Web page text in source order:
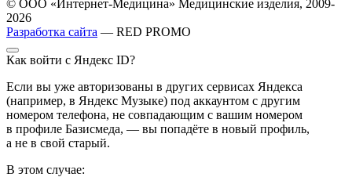
© ООО «Интернет-Медицина» Медицинские изделия, 2009-
2026
Разработка сайта — RED PROMO
Как войти с Яндекс ID?
Если вы уже авторизованы в других сервисах Яндекса
(например, в Яндекс Музыке) под аккаунтом с другим
номером телефона, не совпадающим с вашим номером
в профиле Базисмеда, — вы попадёте в новый профиль,
а не в свой старый.
В этом случае: